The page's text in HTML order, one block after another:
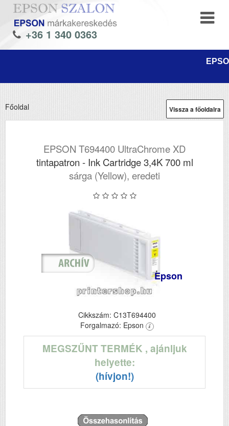
+36 1 340 0363
Vissza a főoldalra
Főoldal
EPSON T694400 UltraChrome XD
tintapatron - Ink Cartridge 3,4K 700 ml
sárga (Yellow), eredeti
Epson
Cikkszám: C13T694400
Forgalmazó: Epson
MEGSZŰNT TERMÉK , ajánljuk
helyette:
(hívjon!)